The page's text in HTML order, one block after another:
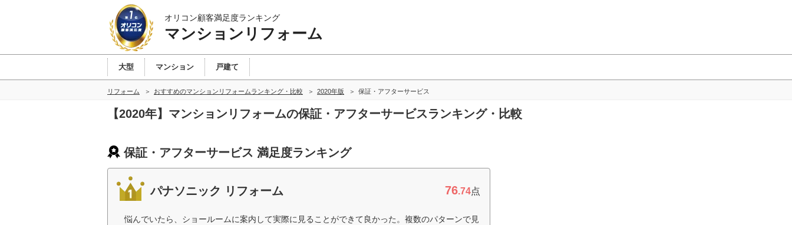
オリコン顧客満足度ランキング
マンションリフォーム
大型 マンション 戸建て
リフォーム おすすめのマンションリフォームランキング・比較 2020年版 保証・アフターサービス
【2020年】マンションリフォームの保証・アフターサービスランキング・比較
保証・アフターサービス 満足度ランキング
パナソニック リフォーム 76.74点
悩んでいたら、ショールームに案内して実際に見ることができて良かった。複数のパターンで見